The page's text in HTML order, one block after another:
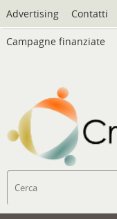
Vai
al
contenuto
Advertising Contatti
Campagne finanziate